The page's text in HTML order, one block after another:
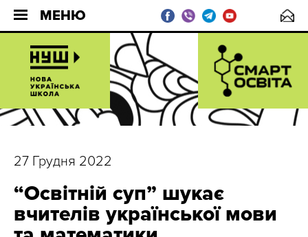
МЕНЮ
27 Грудня 2022
“Освітній суп” шукає
вчителів української мови